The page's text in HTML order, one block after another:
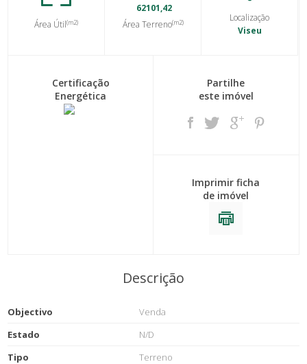
Área Útil(m2)
62101,42
Área Terreno(m2)
Localização
Viseu
Certificação
Energética
Partilhe
este imóvel
Imprimir ficha
de imóvel
Descrição
Objectivo
Venda
Estado
N/D
Tipo
Terreno